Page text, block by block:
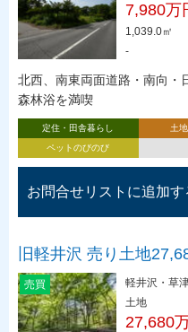
7,980万
1,039.0㎡
-
北西、南東両面道路・南向・
森林浴を満喫
定住・田舎暮らし 土
ペットのびのび
お問合せリストに追加す
旧軽井沢 売り土地
売買
軽井沢・草
土地
27,680